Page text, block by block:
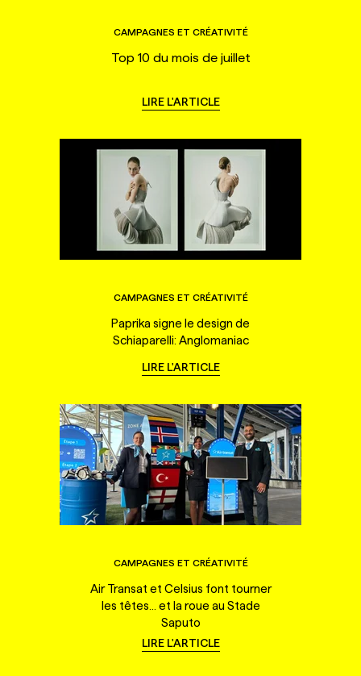
CAMPAGNES ET CRÉATIVITÉ
Top 10 du mois de juillet
LIRE L'ARTICLE
CAMPAGNES ET CRÉATIVITÉ
Paprika signe le design de
Schiaparelli: Anglomaniac
LIRE L'ARTICLE
CAMPAGNES ET CRÉATIVITÉ
Air Transat et Celsius font tourner
les têtes... et la roue au Stade
Saputo
LIRE L'ARTICLE